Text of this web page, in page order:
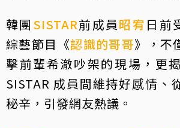
韓團 SISTAR前成員昭宥 日前
綜藝節目《認識的哥哥》，不
擊前輩希澈吵架的現場，更
SISTAR 成員間維持好感情、
秘辛，引發網友熱議。